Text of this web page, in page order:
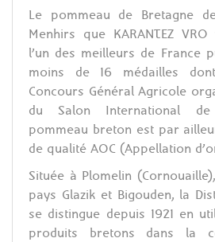
Le pommeau de Bretagne
Menhirs que KARANTEZ
l’un des meilleurs de France
moins de 16 médailles
Concours Général Agricole
du Salon International de
pommeau breton est par
de qualité AOC (Appellation
Située à Plomelin
pays Glazik et Bigouden, la
se distingue depuis 1921 en
produits bretons dans la